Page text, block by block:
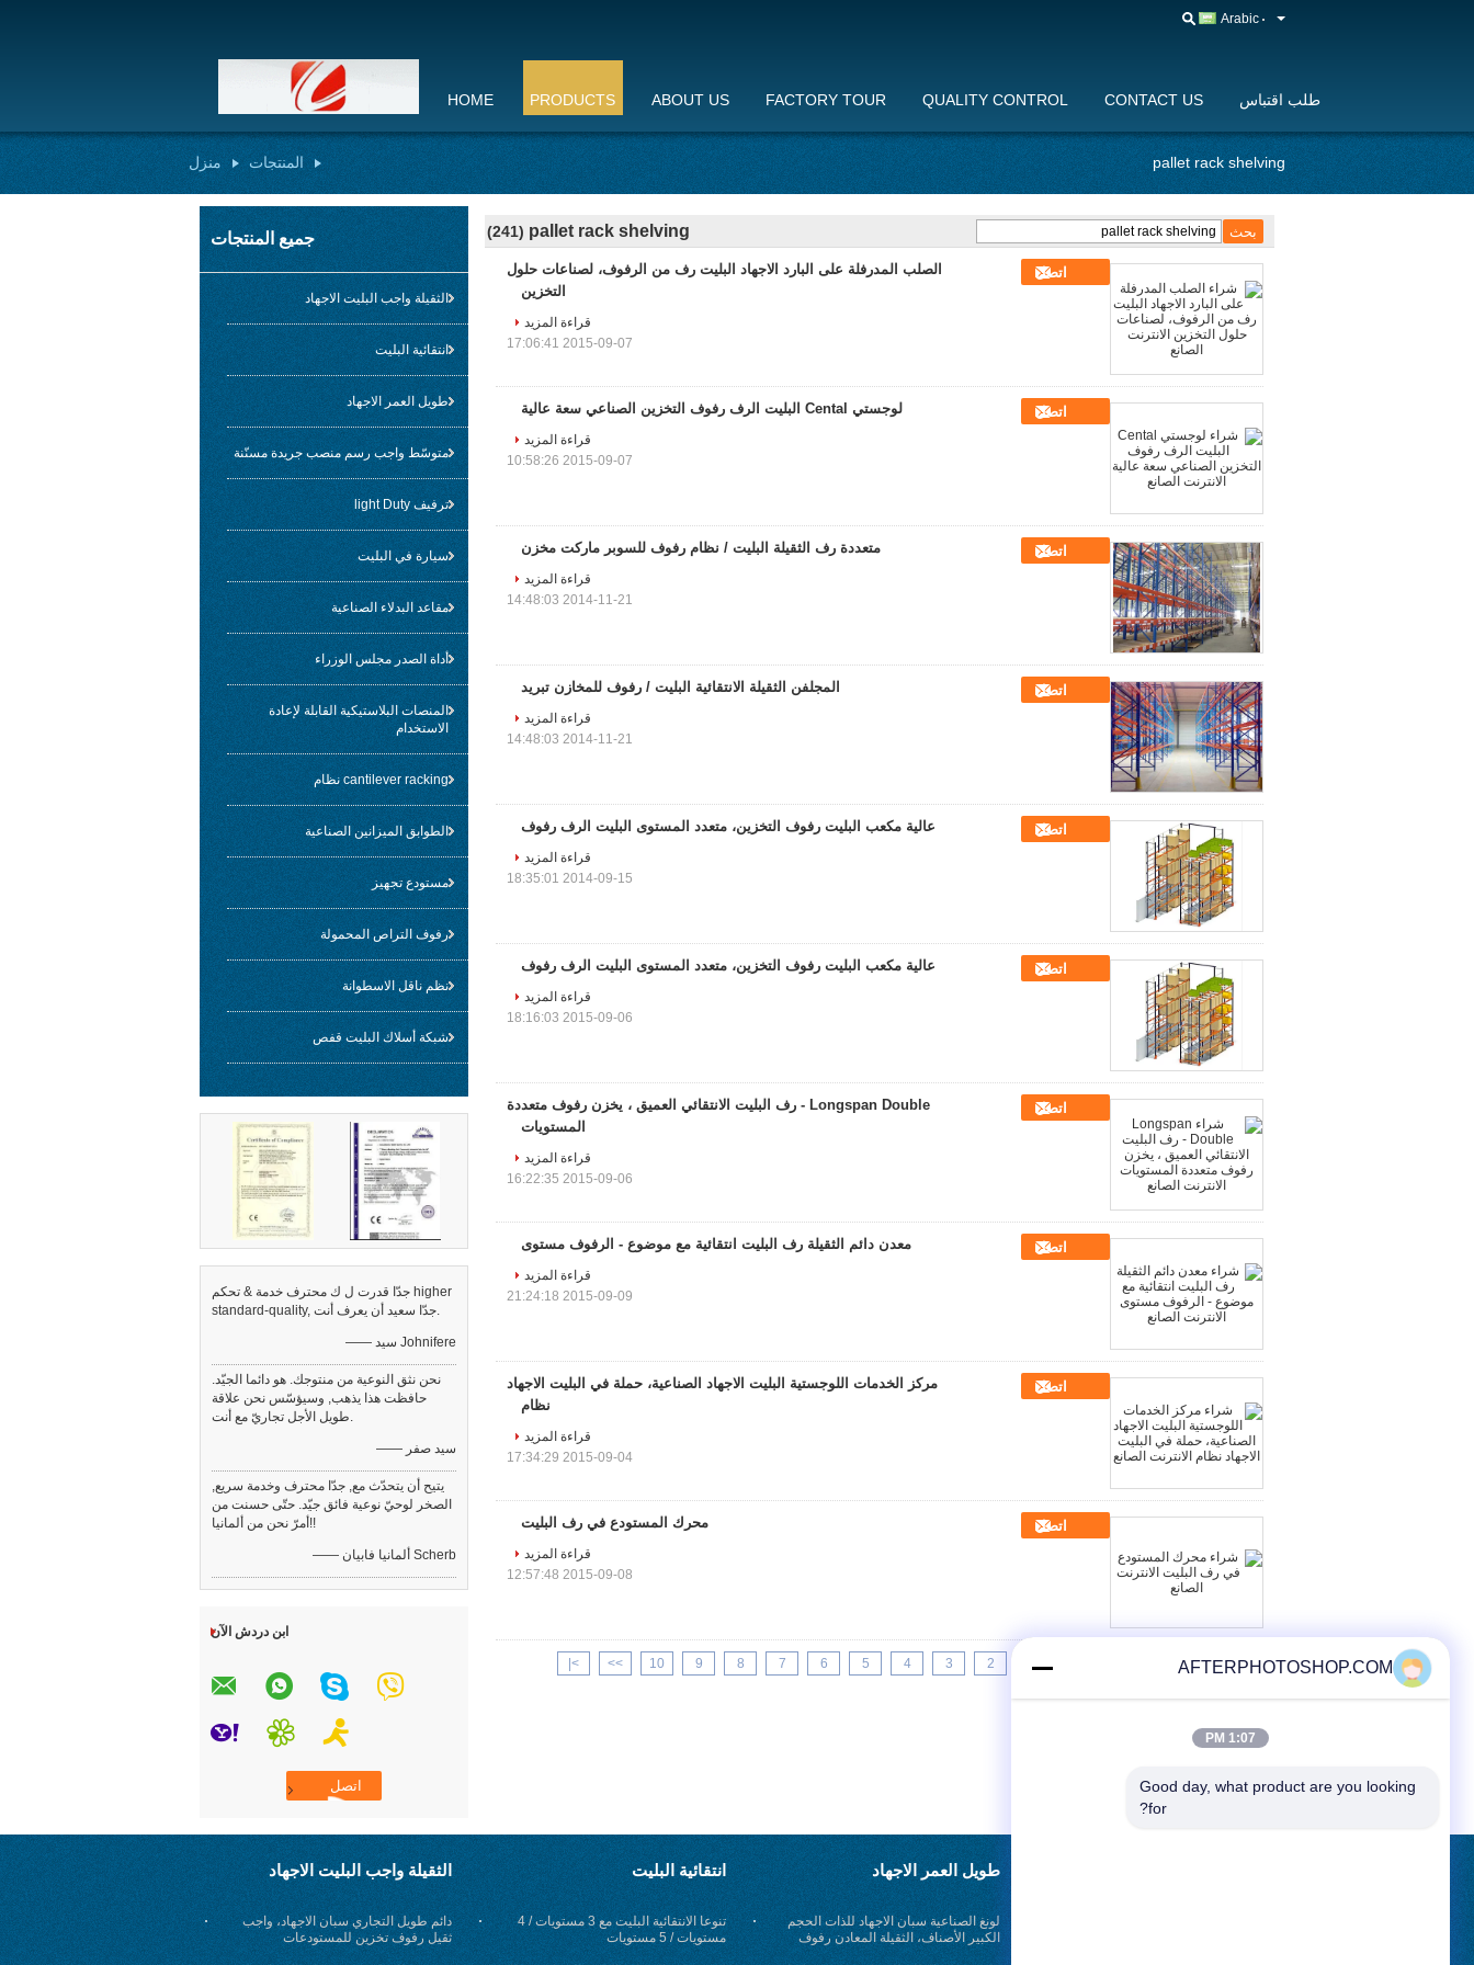
Arabic
HOME PRODUCTS ABOUT US FACTORY TOUR QUALITY CONTROL CONTACT US طلب اقتباس
منزل المنتجات pallet rack shelving
جميع المنتجات
الثقيلة واجب البليت الاجهاد
انتقائية البليت
طويل العمر الاجهاد
متوسّط واجب رسم منصب جريدة مسنّنة
ترفيف light Duty
سيارة في البليت
مقاعد البدلاء الصناعية
أداة الصدر مجلس الوزراء
المنصات البلاستيكية القابلة لإعادة
الاستخدام
cantilever racking نظام
الطوابق الميزانين الصناعية
مستودع تجهيز
رفوف التراص المحمولة
نظم ناقل الاسطوانة
شبكة أسلاك البليت قفص
جدّا قدرت ل ك محترف خدمة & تحكم higher
standard-quality, جدّا سعيد أن يعرف أنت.
—— سيد Johnifere
نحن نثق النوعية من منتوجك. هو دائما الجيّد.
حافظت هذا يذهب, وسيؤسّس نحن علاقة
طويل الأجل تجاريّ مع أنت.
—— سيد صفر
يتيح أن يتحدّث مع, جدّا محترف وخدمة سريع,
الصخر لوحيّ نوعية فائق جيّد. حتّى حسنت من
أمرّ نحن من ألمانيا!!
—— ألمانيا فابيان Scherb
ابن دردش الآن
pallet rack shelving
(241)
الصلب المدرفلة على البارد الاجهاد البليت رف من الرفوف، لصناعات حلول
التخزين
اتصل
قراءة المزيد
2015-09-07 17:06:41
لوجستي Cental البليت الرف رفوف التخزين الصناعي سعة عالية اتصل
قراءة المزيد
2015-09-07 10:58:26
متعددة رف الثقيلة البليت / نظام رفوف للسوبر ماركت مخزن اتصل
قراءة المزيد
2014-11-21 14:48:03
المجلفن الثقيلة الانتقائية البليت / رفوف للمخازن تبريد اتصل
قراءة المزيد
2014-11-21 14:48:03
عالية مكعب البليت رفوف التخزين، متعدد المستوى البليت الرف رفوف اتصل
قراءة المزيد
2014-09-15 18:35:01
عالية مكعب البليت رفوف التخزين، متعدد المستوى البليت الرف رفوف اتصل
قراءة المزيد
2015-09-06 18:16:03
Longspan Double - رف البليت الانتقائي العميق ، يخزن رفوف متعددة
المستويات
اتصل
قراءة المزيد
2015-09-06 16:22:35
معدن دائم الثقيلة رف البليت انتقائية مع موضوع - الرفوف مستوى اتصل
قراءة المزيد
2015-09-09 21:24:18
مركز الخدمات اللوجستية البليت الاجهاد الصناعية، حملة في البليت الاجهاد
نظام
اتصل
قراءة المزيد
2015-09-04 17:34:29
محرك المستودع في رف البليت اتصل
قراءة المزيد
2015-09-08 12:57:48
Page 1 of 25
1
2
3
4
5
6
7
8
9
10
>>
>|
الثقيلة واجب البليت الاجهاد
دائم طويل التجاري سبان الاجهاد، واجب
ثقيل رفوف تخزين للمستودعات
انتقائية البليت
تنوعا الانتقائية البليت مع 3 مستويات / 4
مستويات / 5 مستويات
طويل العمر الاجهاد
لونغ الصناعية سبان الاجهاد للذات الحجم
الكبير الأصناف، الثقيلة المعادن رفوف
AFTERPHOTOSHOP.COM
1:07 PM
Good day, what product are you looking
for?